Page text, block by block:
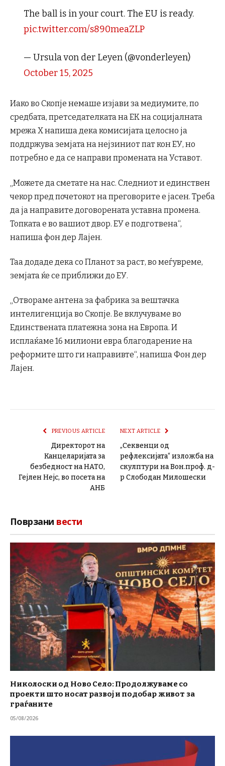
The ball is in your court. The EU is ready.
pic.twitter.com/s890meaZLP
— Ursula von der Leyen (@vonderleyen)
October 15, 2025
Иако во Скопје немаше изјави за медиумите, по
средбата, претседателката на ЕК на социјалната
мрежа X напиша дека комисијата целосно ја
поддржува земјата на нејзиниот пат кон ЕУ, но
потребно е да се направи промената на Уставот.
„Можете да сметате на нас. Следниот и единствен
чекор пред почетокот на преговорите е јасен. Треба
да ја направите договорената уставна промена.
Топката е во вашиот двор. ЕУ е подготвена“,
напиша фон дер Лајен.
Таа додаде дека со Планот за раст, во меѓувреме,
земјата ќе се приближи до ЕУ.
„Отвораме антена за фабрика за вештачка
интелигенција во Скопје. Ве вклучуваме во
Единствената платежна зона на Европа. И
исплаќаме 16 милиони евра благодарение на
реформите што ги направивте“, напиша Фон дер
Лајен.
PREVIOUS ARTICLE
Директорот на
Канцеларијата за
безбедност на НАТО,
Гејлен Нејс, во посета на
АНБ
NEXT ARTICLE
„Секвенци од
рефлексијата“ изложба на
скулптури на Вон.проф. д-
р Слободан Милошески
Поврзани вести
Николоски од Ново Село: Продолжуваме со
проекти што носат развој и подобар живот за
граѓаните
05/08/2026